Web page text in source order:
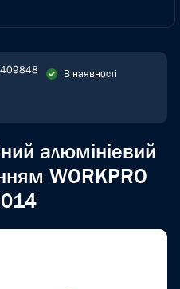
409848 В наявності
алюмініевий
WORKPRO